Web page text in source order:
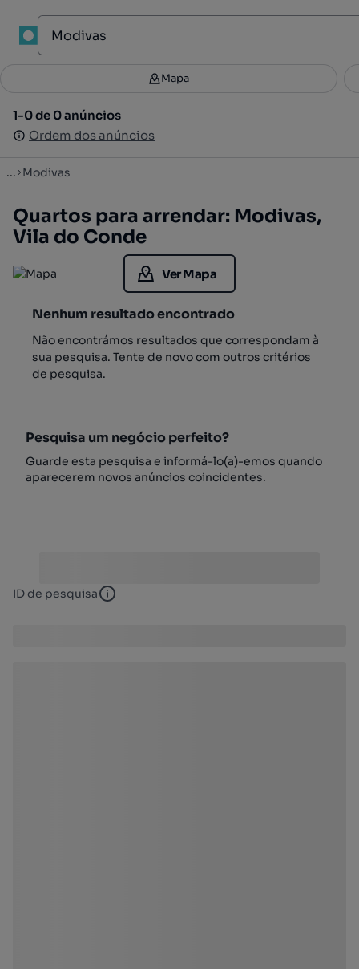
Filtros 3
1-0 de 0 anúncios
Ordem dos anúncios
Mapa
1-0 de 0 anúncios
Ordem dos anúncios
... Modivas
Quartos para arrendar: Modivas,
Vila do Conde
Ver Mapa
Nenhum resultado encontrado
Não encontrámos resultados que correspondam à
sua pesquisa. Tente de novo com outros critérios
de pesquisa.
Pesquisa um negócio perfeito?
Guarde esta pesquisa e informá-lo(a)-emos quando
aparecerem novos anúncios coincidentes.
ID de pesquisa ID de pesquisa